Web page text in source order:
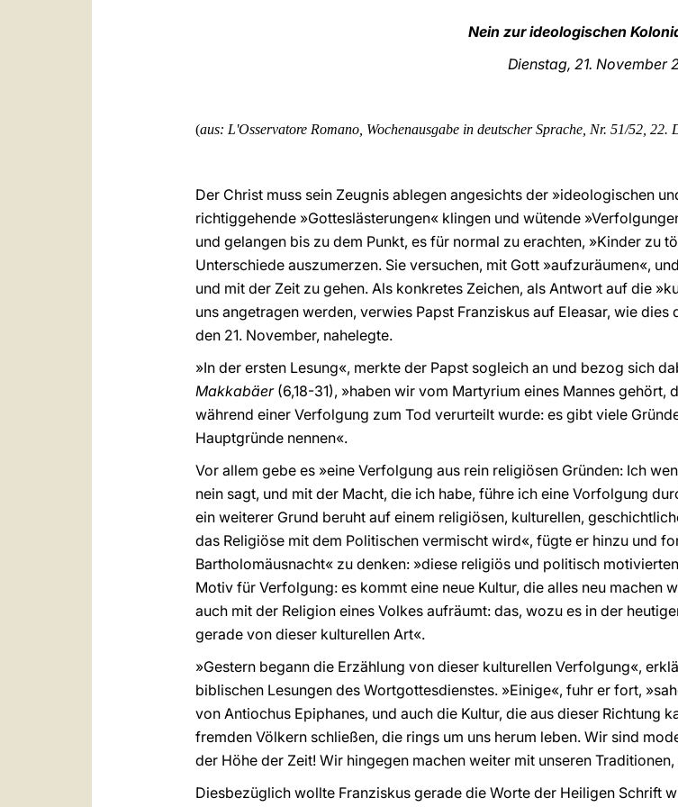
Nein zur ideologischen
Dienstag, 21. November
(aus: L'Osservatore Romano, Wochenausgabe in deutscher Sprache, Nr. 51/52, 22.
Der Christ muss sein Zeugnis ablegen angesichts der »ideologischen
richtiggehende »Gotteslästerungen« klingen und wütende
und gelangen bis zu dem Punkt, es für normal zu erachten, »Kinder zu
Unterschiede auszumerzen. Sie versuchen, mit Gott »aufzuräumen«,
und mit der Zeit zu gehen. Als konkretes Zeichen, als Antwort auf die
uns angetragen werden, verwies Papst Franziskus auf Eleasar, wie
den 21. November, nahelegte.
»In der ersten Lesung«, merkte der Papst sogleich an und bezog sich
Makkabäer (6,18-31), »haben wir vom Martyrium eines Mannes gehört,
während einer Verfolgung zum Tod verurteilt wurde: es gibt viele
Hauptgründe nennen«.
Vor allem gebe es »eine Verfolgung aus rein religiösen Gründen: Ich
nein sagt, und mit der Macht, die ich habe, führe ich eine Vorfolgung
ein weiterer Grund beruht auf einem religiösen, kulturellen,
das Religiöse mit dem Politischen vermischt wird«, fügte er hinzu und
Bartholomäusnacht« zu denken: »diese religiös und politisch
Motiv für Verfolgung: es kommt eine neue Kultur, die alles neu machen
auch mit der Religion eines Volkes aufräumt: das, wozu es in der
gerade von dieser kulturellen Art«.
»Gestern begann die Erzählung von dieser kulturellen Verfolgung«,
biblischen Lesungen des Wortgottesdienstes. »Einige«, fuhr er fort,
von Antiochus Epiphanes, und auch die Kultur, die aus dieser Richtung
fremden Völkern schließen, die rings um uns herum leben. Wir sind
der Höhe der Zeit! Wir hingegen machen weiter mit unseren Traditionen,
Diesbezüglich wollte Franziskus gerade die Worte der Heiligen Schrift